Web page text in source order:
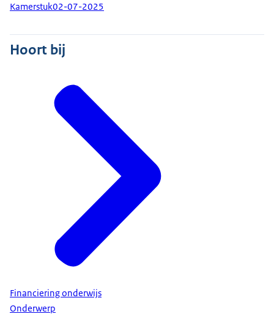
Kamerstuk02-07-2025
Hoort bij
Financiering onderwijs
Onderwerp